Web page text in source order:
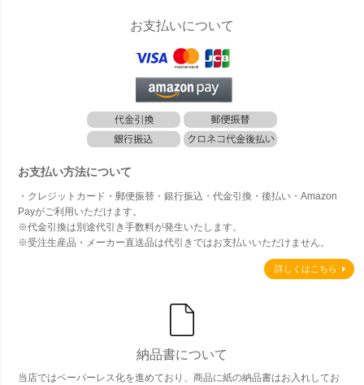
お支払いについて
お支払い方法について
・クレジットカード・郵便振替・銀行振込・代金引換・後払い・Amazon
Payがご利用いただけます。
※代金引換は別途代引き手数料が発生いたします。
※受注生産品・メーカー直送品は代引きではお支払いいただけません。
詳しくはこちら
納品書について
当店ではペーパーレス化を進めており、商品に紙の納品書はお入れしてお